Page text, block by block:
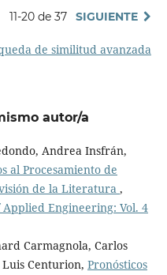
11-20 de 37 SIGUIENTE
de similitud avanzada
autor/a
Andrea Insfrán,
al Procesamiento de
de la Literatura ,
Engineering: Vol. 4
Carmagnola, Carlos
Centurion, Pronósticos